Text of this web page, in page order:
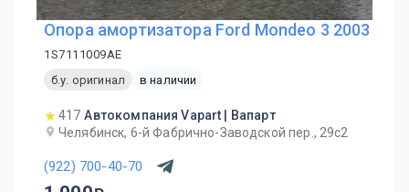
Опора амортизатора Ford Mondeo 3 2003
1S7111009AE
б.у. оригинал
в наличии
417 Автокомпания Vapart | Вапарт
Челябинск, 6-й Фабрично-Заводской пер., 29с2
(922) 700-40-70